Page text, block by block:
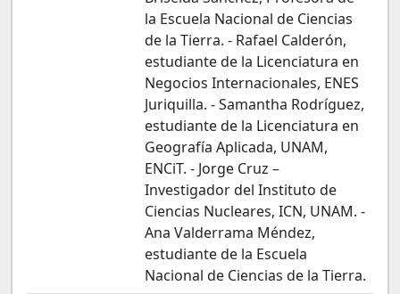
la Escuela Nacional de Ciencias
de la Tierra. - Rafael Calderón,
estudiante de la Licenciatura en
Negocios Internacionales, ENES
Juriquilla. - Samantha Rodríguez,
estudiante de la Licenciatura en
Geografía Aplicada, UNAM,
ENCiT. - Jorge Cruz –
Investigador del Instituto de
Ciencias Nucleares, ICN, UNAM. -
Ana Valderrama Méndez,
estudiante de la Escuela
Nacional de Ciencias de la Tierra.